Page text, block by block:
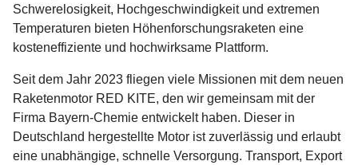
Schwerelosigkeit, Hochgeschwindigkeit und extremen
Temperaturen bieten Höhenforschungsraketen eine
kosteneffiziente und hochwirksame Plattform.
Seit dem Jahr 2023 fliegen viele Missionen mit dem neuen
Raketenmotor RED KITE, den wir gemeinsam mit der
Firma Bayern-Chemie entwickelt haben. Dieser in
Deutschland hergestellte Motor ist zuverlässig und erlaubt
eine unabhängige, schnelle Versorgung. Transport, Export